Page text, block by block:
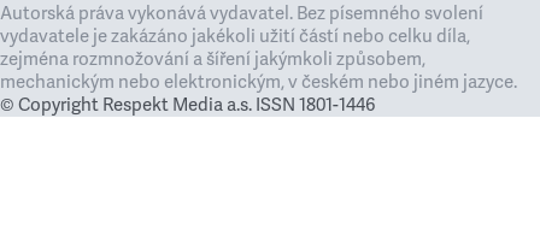
Autorská práva vykonává vydavatel. Bez písemného svolení
vydavatele je zakázáno jakékoli užití částí nebo celku díla,
zejména rozmnožování a šíření jakýmkoli způsobem,
mechanickým nebo elektronickým, v českém nebo jiném jazyce.
© Copyright Respekt Media a.s. ISSN 1801-1446